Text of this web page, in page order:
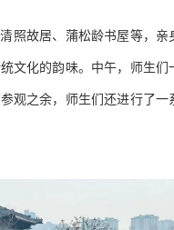
故居、蒲松龄书屋等，亲
文化的韵味。中午，师生
观之余，师生们还进行了